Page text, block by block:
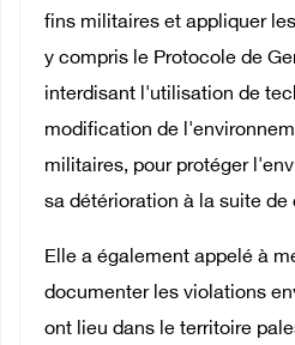
fins militaires et appliquer
y compris le Protocole de
interdisant l'utilisation de
modification de
militaires, pour protéger
sa détérioration à la suite
Elle a également appelé à
documenter les violations
ont lieu dans le territoire